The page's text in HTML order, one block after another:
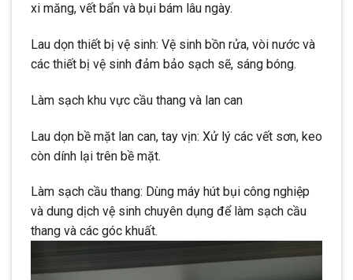
xi măng, vết bẩn và bụi bám lâu ngày.
Lau dọn thiết bị vệ sinh: Vệ sinh bồn rửa, vòi nước và
các thiết bị vệ sinh đảm bảo sạch sẽ, sáng bóng.
Làm sạch khu vực cầu thang và lan can
Lau dọn bề mặt lan can, tay vịn: Xử lý các vết sơn, keo
còn dính lại trên bề mặt.
Làm sạch cầu thang: Dùng máy hút bụi công nghiệp
và dung dịch vệ sinh chuyên dụng để làm sạch cầu
thang và các góc khuất.